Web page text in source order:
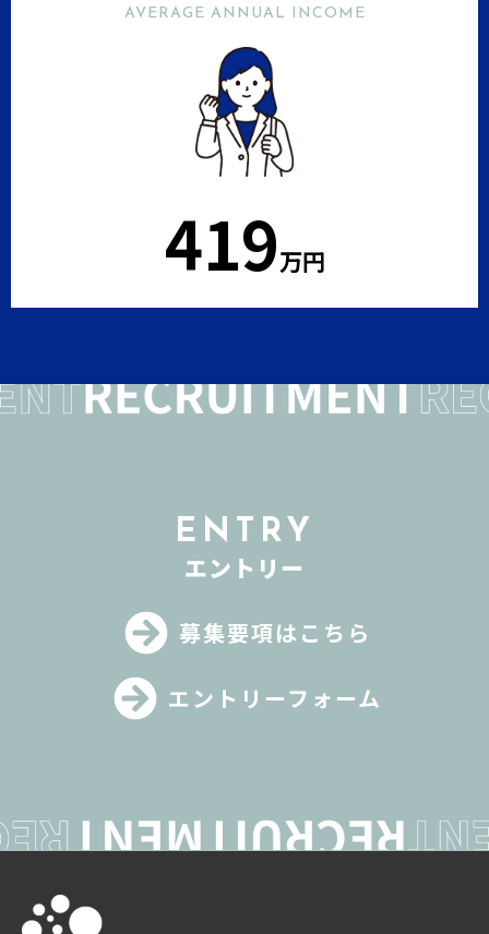
AVERAGE ANNUAL INCOME
436万円
ENTRY
エントリー
募集要項はこちら
エントリーフォーム